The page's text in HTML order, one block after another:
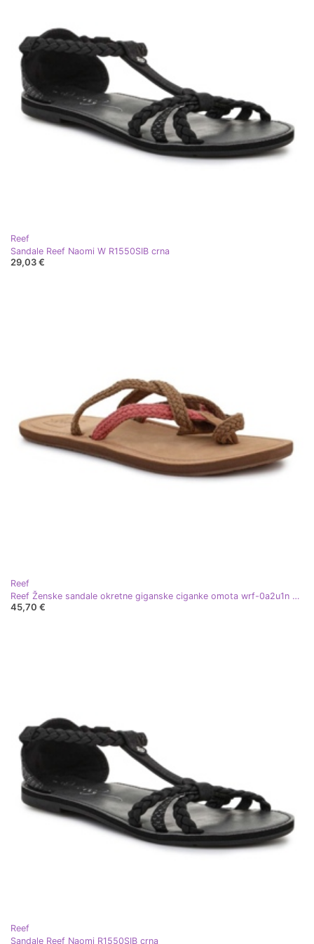
Reef
Sandale Reef Naomi W R1550SIB crna
29,03 €
Reef
Reef Ženske sandale okretne giganske ciganke omota wrf-0a2u1n smeđa
45,70 €
Reef
Sandale Reef Naomi R1550SIB crna